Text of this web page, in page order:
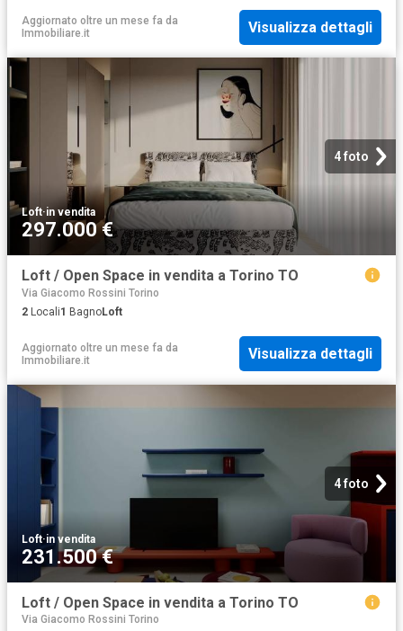
Aggiornato oltre un mese fa da
Immobiliare.it
Visualizza dettagli
4 foto
Loft·in vendita
297.000 €
Loft / Open Space in vendita a Torino TO
Via Giacomo Rossini Torino
2 Locali1 BagnoLoft
Aggiornato oltre un mese fa da
Immobiliare.it
Visualizza dettagli
4 foto
Loft·in vendita
231.500 €
Loft / Open Space in vendita a Torino TO
Via Giacomo Rossini Torino